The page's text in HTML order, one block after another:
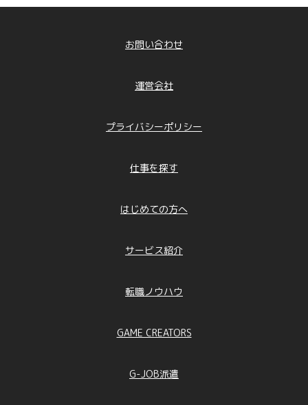
お問い合わせ
運営会社
プライバシーポリシー
仕事を探す
はじめての方へ
サービス紹介
転職ノウハウ
GAME CREATORS
G-JOB派遣